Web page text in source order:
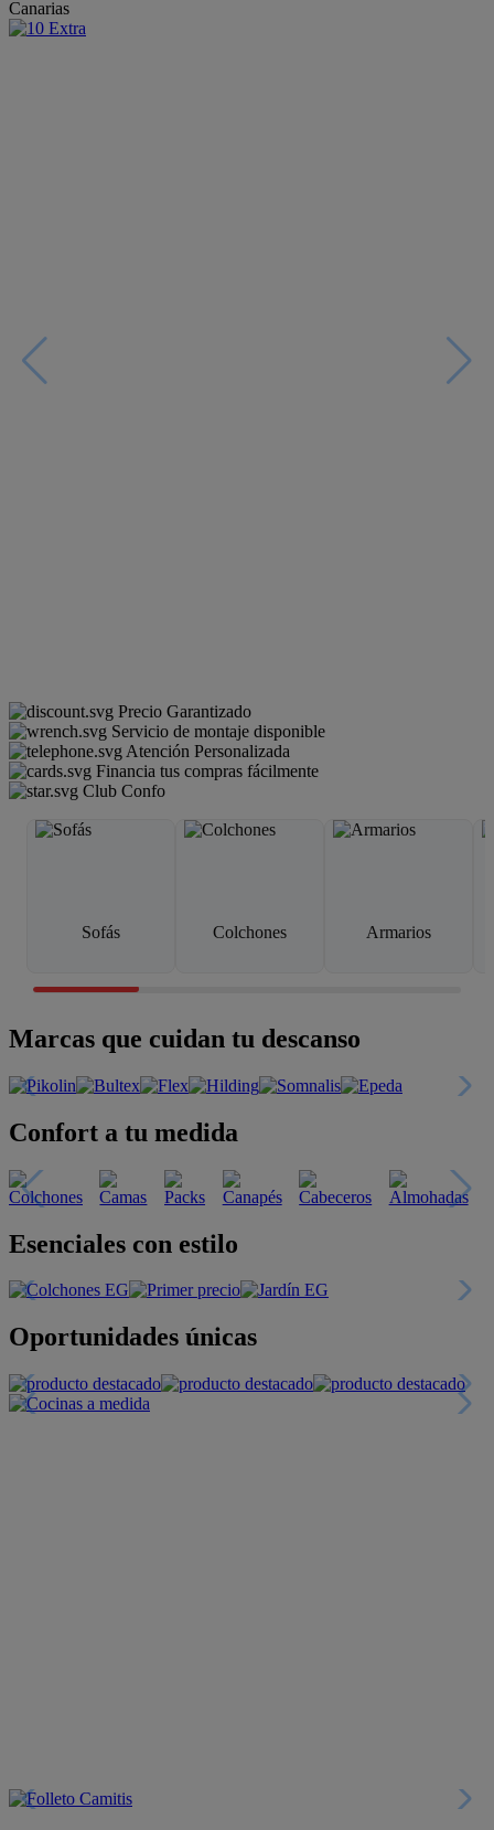
Canarias
Precio Garantizado
Servicio de montaje disponible
Atención Personalizada
Financia tus compras fácilmente
Club Confo
Sofás Colchones Armarios
Marcas que cuidan tu descanso
Confort a tu medida
Esenciales con estilo
Oportunidades únicas